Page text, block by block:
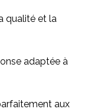
qualité et la
adaptée à
aux